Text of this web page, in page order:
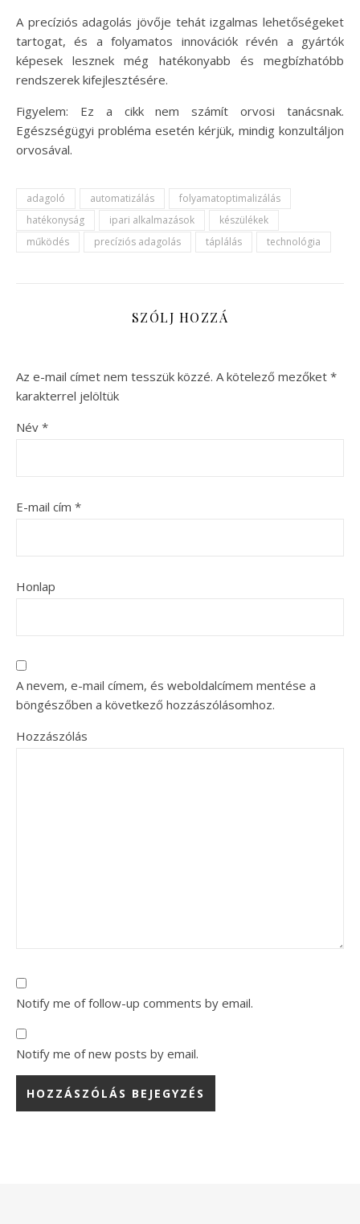
A precíziós adagolás jövője tehát izgalmas lehetőségeket
tartogat, és a folyamatos innovációk révén a gyártók
képesek lesznek még hatékonyabb és megbízhatóbb
rendszerek kifejlesztésére.
Figyelem: Ez a cikk nem számít orvosi tanácsnak.
Egészségügyi probléma esetén kérjük, mindig konzultáljon
orvosával.
adagoló automatizálás
folyamatoptimalizálás
hatékonyság
ipari alkalmazások
készülékek
működés
precíziós adagolás táplálás technológia
SZÓLJ HOZZÁ
Az e-mail címet nem tesszük közzé. A kötelező mezőket *
karakterrel jelöltük
Név *
E-mail cím *
Honlap
A nevem, e-mail címem, és weboldalcímem mentése a
böngészőben a következő hozzászólásomhoz.
Hozzászólás
Notify me of follow-up comments by email.
Notify me of new posts by email.